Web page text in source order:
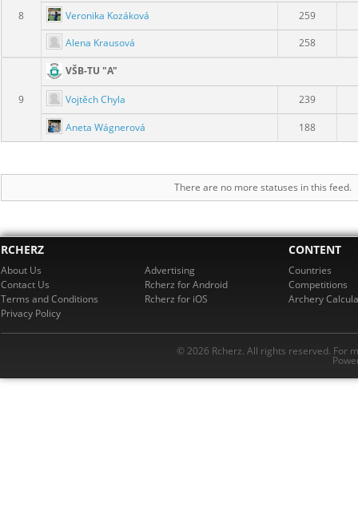
8 Veronika Kozáková
259
Alena Krausová
258
9
VŠB-TU "A"
Vojtěch Chyla 239
Aneta Wágnerová 188
There are no more statuses in this feed.
RCHERZ
About Us
Contact Us
Terms and Conditions
Privacy Policy
Advertising
Rcherz for Android
Rcherz for iOS
CONTENT
Countries
Competitions
Archery
© 2026 Rcherz. All rights reserved. For